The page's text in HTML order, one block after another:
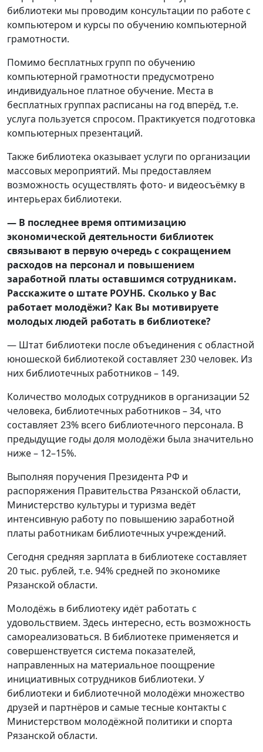
библиотеки мы проводим консультации по работе с
компьютером и курсы по обучению компьютерной
грамотности.
Помимо бесплатных групп по обучению
компьютерной грамотности предусмотрено
индивидуальное платное обучение. Места в
бесплатных группах расписаны на год вперёд, т.е.
услуга пользуется спросом. Практикуется подготовка
компьютерных презентаций.
Также библиотека оказывает услуги по организации
массовых мероприятий. Мы предоставляем
возможность осуществлять фото- и видеосъёмку в
интерьерах библиотеки.
— В последнее время оптимизацию
экономической деятельности библиотек
связывают в первую очередь с сокращением
расходов на персонал и повышением
заработной платы оставшимся сотрудникам.
Расскажите о штате РОУНБ. Сколько у Вас
работает молодёжи? Как Вы мотивируете
молодых людей работать в библиотеке?
— Штат библиотеки после объединения с областной
юношеской библиотекой составляет 230 человек. Из
них библиотечных работников – 149.
Количество молодых сотрудников в организации 52
человека, библиотечных работников – 34, что
составляет 23% всего библиотечного персонала. В
предыдущие годы доля молодёжи была значительно
ниже – 12–15%.
Выполняя поручения Президента РФ и
распоряжения Правительства Рязанской области,
Министерство культуры и туризма ведёт
интенсивную работу по повышению заработной
платы работникам библиотечных учреждений.
Сегодня средняя зарплата в библиотеке составляет
20 тыс. рублей, т.е. 94% средней по экономике
Рязанской области.
Молодёжь в библиотеку идёт работать с
удовольствием. Здесь интересно, есть возможность
самореализоваться. В библиотеке применяется и
совершенствуется система показателей,
направленных на материальное поощрение
инициативных сотрудников библиотеки. У
библиотеки и библиотечной молодёжи множество
друзей и партнёров и самые тесные контакты с
Министерством молодёжной политики и спорта
Рязанской области.